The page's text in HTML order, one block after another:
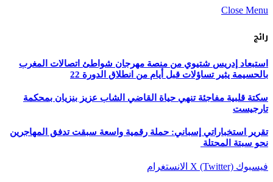
Close Menu
رائج
استبعاد إدريس شتيوي من منصة مهرجان شواطئ اتصالات المغرب
بالحسيمة يثير تساؤلات قبل أيام من انطلاق الدورة 22
سكتة قلبية مفاجئة تنهي حياة القاضي الشاب عزيز بنزيان بمحكمة
تارجيست
تقرير استخباراتي إسباني: حملة رقمية واسعة سبقت تدفق المهاجرين
نحو سبتة المحتلة
فيسبوك X (Twitter) الانستغرام